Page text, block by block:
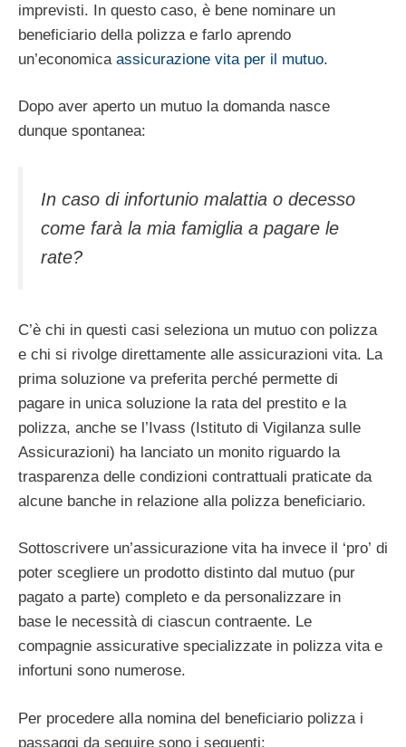
imprevisti. In questo caso, è bene nominare un
beneficiario della polizza e farlo aprendo
un’economica assicurazione vita per il mutuo.
Dopo aver aperto un mutuo la domanda nasce
dunque spontanea:
In caso di infortunio malattia o decesso
come farà la mia famiglia a pagare le
rate?
C’è chi in questi casi seleziona un mutuo con polizza
e chi si rivolge direttamente alle assicurazioni vita. La
prima soluzione va preferita perché permette di
pagare in unica soluzione la rata del prestito e la
polizza, anche se l’Ivass (Istituto di Vigilanza sulle
Assicurazioni) ha lanciato un monito riguardo la
trasparenza delle condizioni contrattuali praticate da
alcune banche in relazione alla polizza beneficiario.
Sottoscrivere un’assicurazione vita ha invece il ‘pro’ di
poter scegliere un prodotto distinto dal mutuo (pur
pagato a parte) completo e da personalizzare in
base le necessità di ciascun contraente. Le
compagnie assicurative specializzate in polizza vita e
infortuni sono numerose.
Per procedere alla nomina del beneficiario polizza i
passaggi da seguire sono i seguenti: